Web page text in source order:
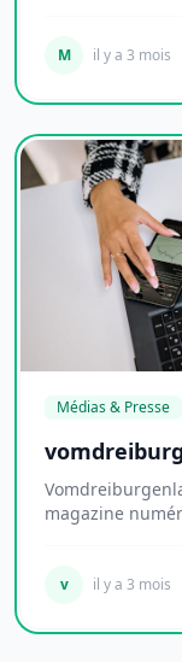
M il y a 3 mois
Médias & Presse
magazine
v il y a 3 mois